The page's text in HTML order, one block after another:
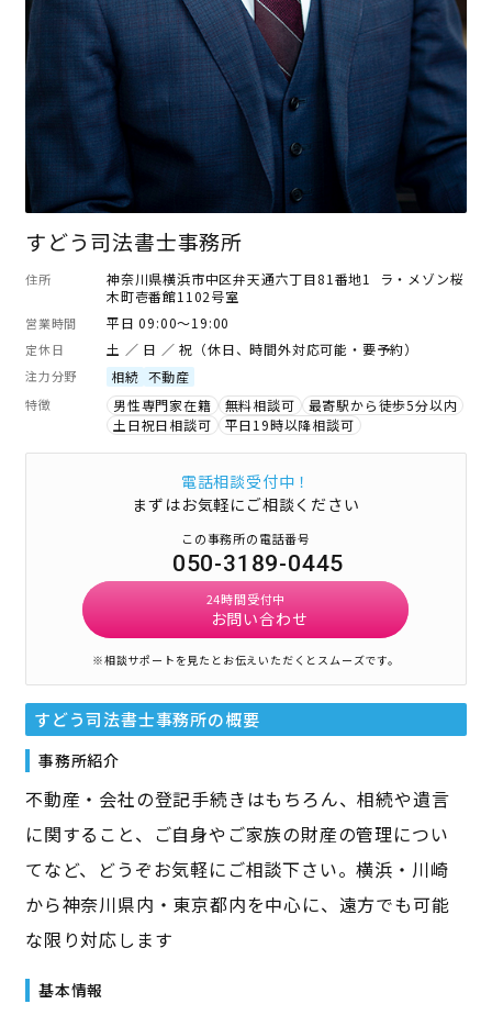
すどう司法書士事務所
住所
神奈川県横浜市中区弁天通六丁目81番地1 ラ・メゾン桜
木町壱番館1102号室
営業時間 平日 09:00～19:00
定休日 土 ／ 日 ／ 祝（休日、時間外対応可能・要予約）
注力分野 相続 不動産
特徴 男性専門家在籍 無料相談可
最寄駅から徒歩5分以内
土日祝日相談可
平日19時以降相談可
電話相談受付中！
まずはお気軽にご相談ください
この事務所の電話番号
050-3189-0445
24時間受付中
お問い合わせ
※相談サポートを見たとお伝えいただくとスムーズです。
すどう司法書士事務所の概要
事務所紹介
不動産・会社の登記手続きはもちろん、相続や遺言
に関すること、ご自身やご家族の財産の管理につい
てなど、どうぞお気軽にご相談下さい。横浜・川崎
から神奈川県内・東京都内を中心に、遠方でも可能
な限り対応します
基本情報